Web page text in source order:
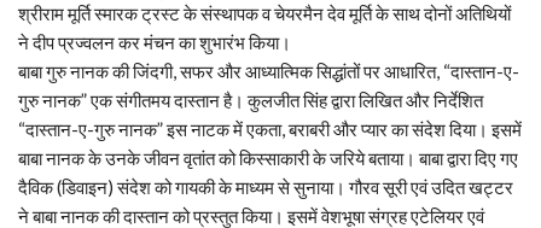
श्रीराम मूर्ति स्मारक ट्रस्ट के संस्थापक व चेयरमैन देव मूर्ति के साथ दोनों अतिथियों
ने दीप प्रज्वलन कर मंचन का शुभारंभ किया।
बाबा गुरु नानक की जिंदगी, सफर और आध्यात्मिक सिद्धांतों पर आधारित, “दास्तान-ए-
गुरु नानक” एक संगीतमय दास्तान है। कुलजीत सिंह द्वारा लिखित और निर्देशित
“दास्तान-ए-गुरु नानक” इस नाटक में एकता, बराबरी और प्यार का संदेश दिया। इसमें
बाबा नानक के उनके जीवन वृतांत को किस्साकारी के जरिये बताया। बाबा द्वारा दिए गए
दैविक (डिवाइन) संदेश को गायकी के माध्यम से सुनाया। गौरव सूरी एवं उदित खट्टर
ने बाबा नानक की दास्तान को प्रस्तुत किया। इसमें वेशभूषा संग्रह एटेलियर एवं